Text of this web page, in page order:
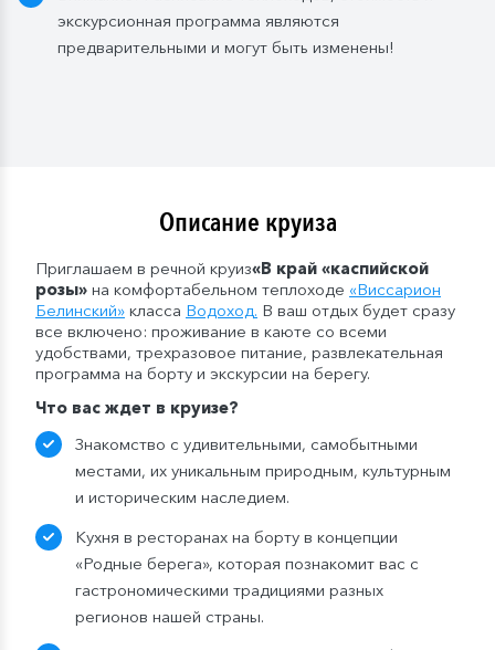
— в рейсах от 16 до 20 дней включительно: 3
бутылки (1,5 л.);
экскурсионная программа являются
предварительными и могут быть изменены!
Описание круиза
Приглашаем в речной круиз«В край «каспийской
розы» на комфортабельном теплоходе «Виссарион
Белинский» класса Водоход. В ваш отдых будет сразу
все включено: проживание в каюте со всеми
удобствами, трехразовое питание, развлекательная
программа на борту и экскурсии на берегу.
Что вас ждет в круизе?
Знакомство с удивительными, самобытными
местами, их уникальным природным, культурным
и историческим наследием.
Кухня в ресторанах на борту в концепции
«Родные берега», которая познакомит вас с
гастрономическими традициями разных
регионов нашей страны.